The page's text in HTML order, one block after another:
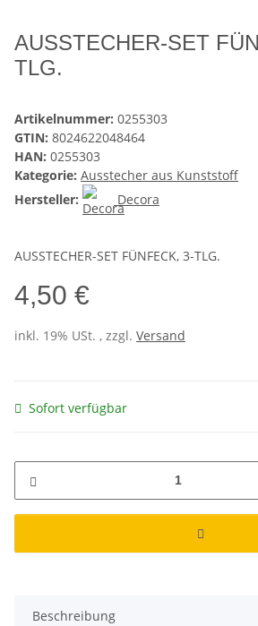
AUSSTECHER-SET
TLG.
Artikelnummer: 0255303
GTIN: 8024622048464
HAN: 0255303
Kategorie: Ausstecher aus Kunststoff
Hersteller:
Decora
AUSSTECHER-SET FÜNFECK, 3-TLG.
4,50 €
inkl. 19% USt. , zzgl. Versand
Sofort verfügbar
Beschreibung